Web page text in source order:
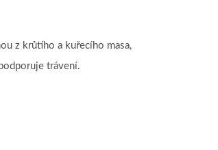
z krůtího a kuřecího masa,
trávení.